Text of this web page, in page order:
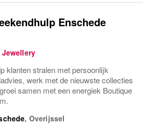
Enschede
Jewellery
klanten stralen met persoonlijk
werk met de nieuwste collecties
samen met een energiek Boutique
, Overijssel